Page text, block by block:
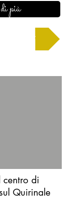
più
centro di
Quirinale